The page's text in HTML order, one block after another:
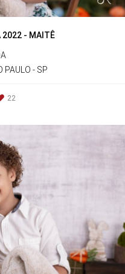
2022 - MAITÊ
PAULO - SP
22